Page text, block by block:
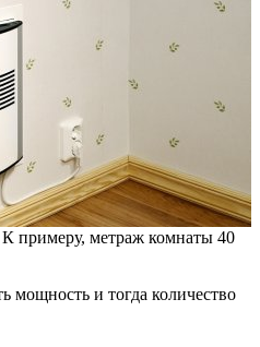
примеру, метраж комнаты 40
мощность и тогда количество